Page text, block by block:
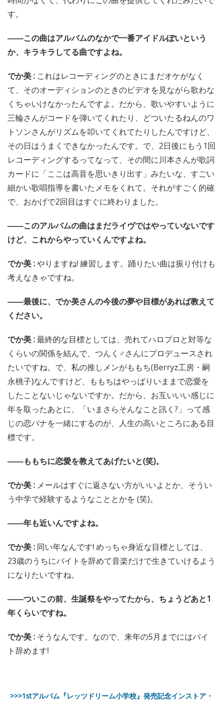
す。
――この曲はアルバムのなかで一番アイドルぽいという
か、キラキラしてる曲ですよね。
でか美 : これはレコーディングのときにまだオケがなく
て、そのオーディションのときのビデオを見ながら歌わな
くちゃいけなかったんですよ。だから、歌いやすいように
三輪さんがコードを弾いてくれたり、どついたるねんのワ
トソンさんがリズムを叩いてくれてたりしたんですけど、
その日はうまくできなかったんです。で、2日後にもう1回
レコーディングするってなって、その間に川本さんが歌詞
カードに「ここは高音を思いきり出す」みたいな、すごい
細かい歌唱指導を書いたメモをくれて。それがすごく的確
で、おかげで2回目はすぐに終わりました。
――このアルバムの曲はまだライヴではやっていないです
けど、これからやっていくんですよね。
でか美 :やりますね! 練習します。踊りたい曲は振り付けも
考えなきゃですね。
――最後に、でか美さんの今後の夢や目標があれば教えて
ください。
でか美 :最終的な目標としては、売れてハロプロと対等な
くらいの関係を結んで、つんく♂さんにプロデュースされ
たいですね。で、私の推しメンがももち(Berryz工房・嗣
永桃子)なんですけど、ももちはやっぱりいままで恋愛を
したことないじゃないですか。だから、お互いいい感じに
年を取ったあとに、「いまさらそんなこと訊く?」って感
じの恋バナを一緒にするのが、人生の高いところにある目
標です。
――ももちに恋愛を教えてあげたいと(笑)。
でか美 : メールはすぐに返さない方がいいよとか、そうい
う中学で経験するようなこととかを (笑)。
――年も近いんですよね。
でか美 : 同い年なんです! めっちゃ身近な目標としては、
23歳のうちにバイトを辞めて音楽だけで生きていけるよう
になりたいですね。
――ついこの前、生誕祭をやってたから、ちょうどあと1
年くらいですね。
でか美 : そうなんです。なので、来年の5月までにはバイ
ト辞めます!
>>>1stアルバム『レッツドリーム小学校』発売記念インストア・